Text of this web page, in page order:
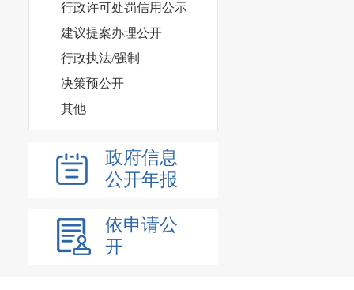
行政许可处罚信用公示
建议提案办理公开
行政执法/强制
决策预公开
其他
政府信息
公开年报
依申请公
开